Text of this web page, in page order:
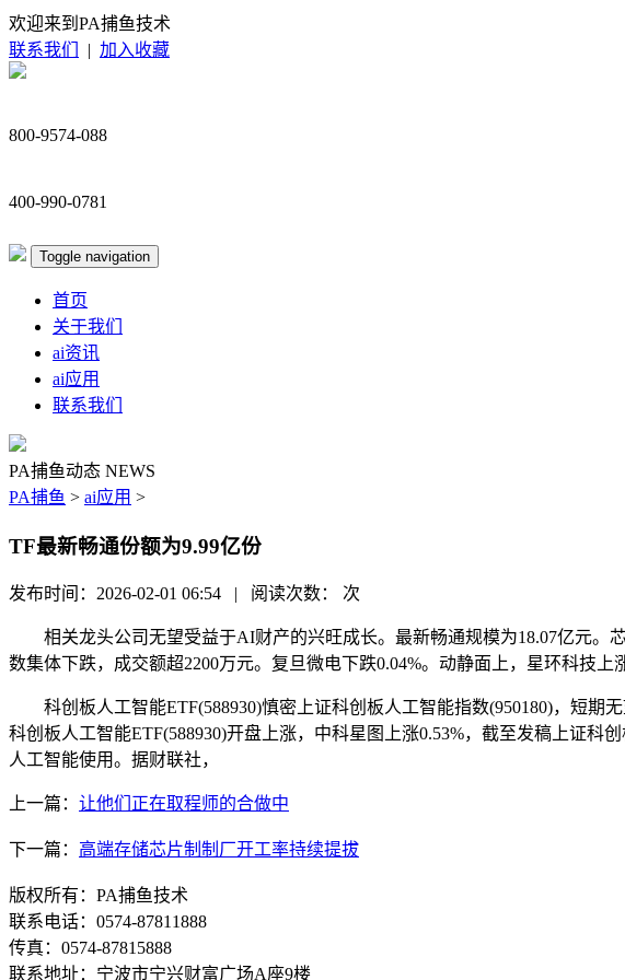
欢迎来到PA捕鱼技术
联系我们
| 加入收藏
800-9574-088
400-990-0781
Toggle navigation
首页
关于我们
ai资讯
ai应用
联系我们
PA捕鱼动态 NEWS
PA捕鱼 > ai应用 >
TF最新畅通份额为9.99亿份
发布时间：2026-02-01 06:54 | 阅读次数： 次
相关龙头公司无望受益于AI财产的兴旺成长。最新畅通规模为18.07亿元。
数集体下跌，成交额超2200万元。复旦微电下跌0.04%。动静面上，星环科技上
科创板人工智能ETF(588930)慎密上证科创板人工智能指数(950180)，短期
科创板人工智能ETF(588930)开盘上涨，中科星图上涨0.53%，截至发稿上证科
人工智能使用。据财联社，
上一篇： 让他们正在取程师的合做中
下一篇： 高端存储芯片制制厂开工率持续提拔
版权所有：PA捕鱼技术
联系电话：0574-87811888
传真：0574-87815888
联系地址：宁波市宁兴财富广场A座9楼